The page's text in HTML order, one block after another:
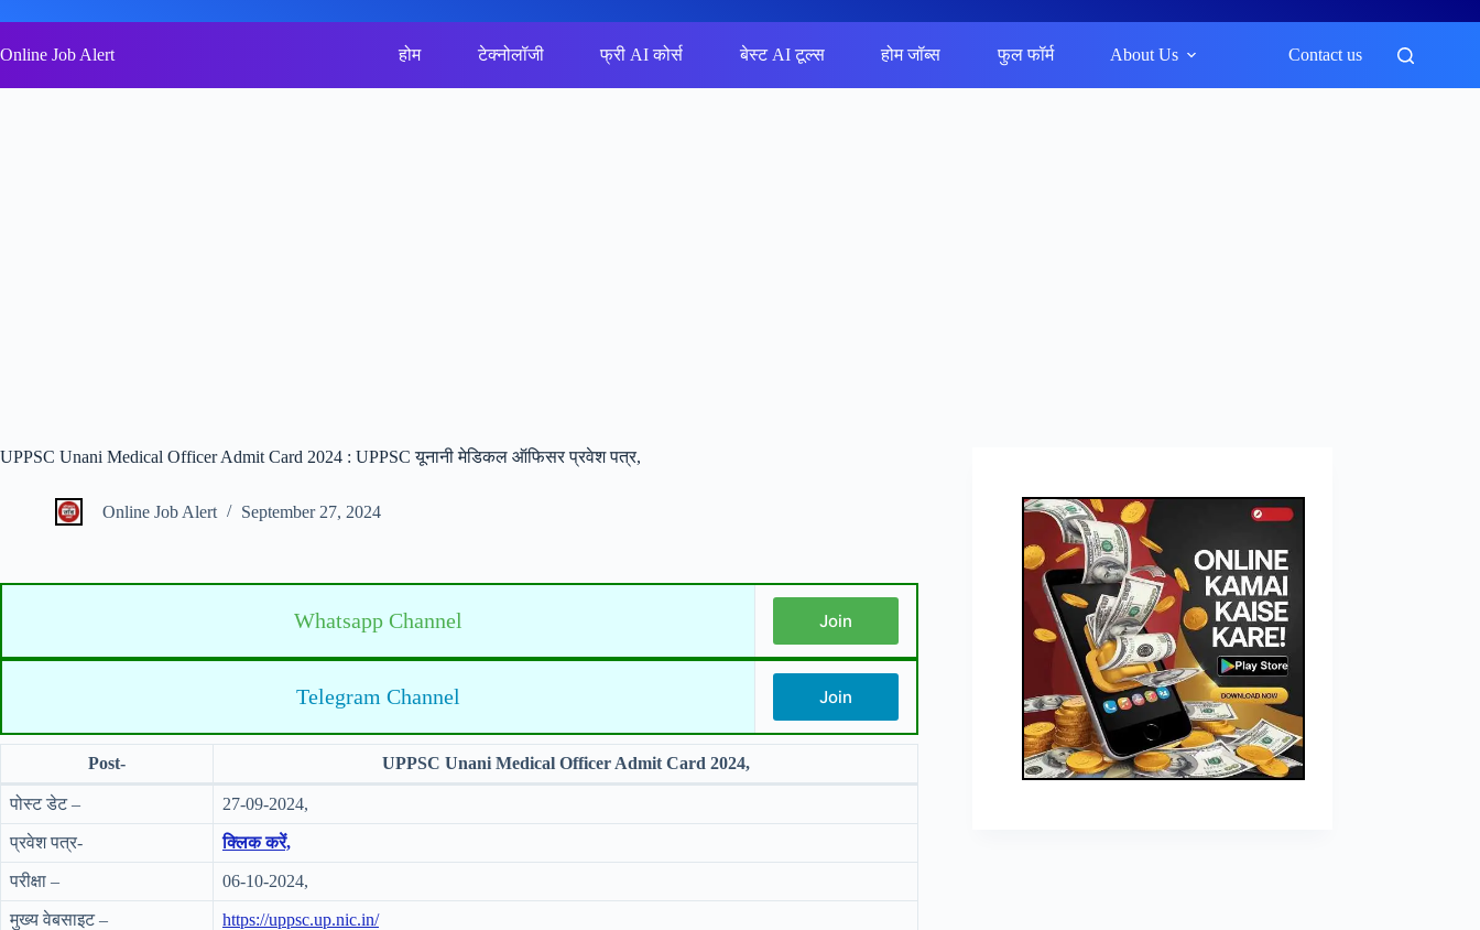
to
content
Online Job Alert होम टेक्नोलॉजी फ्री AI कोर्स बेस्ट AI टूल्स होम जॉब्स फुल फॉर्म About Us Contact us
UPPSC Unani Medical Officer Admit Card 2024 : UPPSC यूनानी मेडिकल ऑफिसर प्रवेश पत्र,
Online Job Alert September 27, 2024
Whatsapp Channel Join
Telegram Channel Join
Post- UPPSC Unani Medical Officer Admit Card 2024,
पोस्ट डेट – 27-09-2024,
प्रवेश पत्र- क्लिक करें,
परीक्षा – 06-10-2024,
मुख्य वेबसाइट – https://uppsc.up.nic.in/